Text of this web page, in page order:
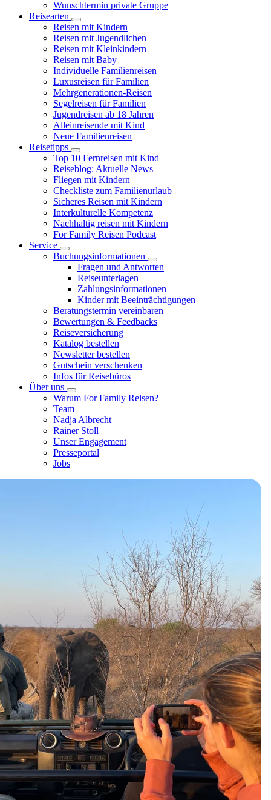
Wunschtermin private Gruppe
Reisearten
Reisen mit Kindern
Reisen mit Jugendlichen
Reisen mit Kleinkindern
Reisen mit Baby
Individuelle Familienreisen
Luxusreisen für Familien
Mehrgenerationen-Reisen
Segelreisen für Familien
Jugendreisen ab 18 Jahren
Alleinreisende mit Kind
Neue Familienreisen
Reisetipps
Top 10 Fernreisen mit Kind
Reiseblog: Aktuelle News
Fliegen mit Kindern
Checkliste zum Familienurlaub
Sicheres Reisen mit Kindern
Interkulturelle Kompetenz
Nachhaltig reisen mit Kindern
For Family Reisen Podcast
Service
Buchungsinformationen
Fragen und Antworten
Reiseunterlagen
Zahlungsinformationen
Kinder mit Beeinträchtigungen
Beratungstermin vereinbaren
Bewertungen & Feedbacks
Reiseversicherung
Katalog bestellen
Newsletter bestellen
Gutschein verschenken
Infos für Reisebüros
Über uns
Warum For Family Reisen?
Team
Nadja Albrecht
Rainer Stoll
Unser Engagement
Presseportal
Jobs